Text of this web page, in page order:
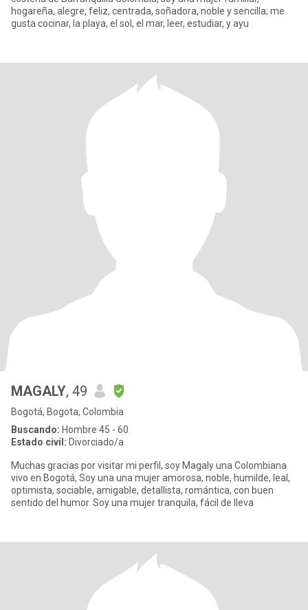
hogareña, alegre, feliz, centrada, soñadora, noble y sencilla; me
gusta cocinar, la playa, el sol, el mar, leer, estudiar, y ayu
MAGALY, 49
Bogotá, Bogota, Colombia
Buscando: Hombre 45 - 60
Estado civil: Divorciado/a
Muchas gracias por visitar mi perfil, soy Magaly una Colombiana
vivo en Bogotá, Soy una una mujer amorosa, noble, humilde, leal,
optimista, sociable, amigable, detallista, romántica, con buen
sentido del humor. Soy una mujer tranquila, fácil de lleva